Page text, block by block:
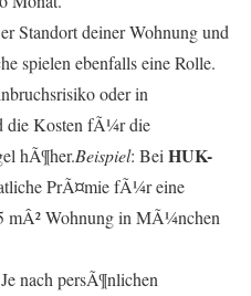
Standort deiner Wohnung und
spielen ebenfalls eine Rolle.
oder in
die Kosten fÃ¼r die
hÃ¶her.Beispiel: Bei HUK-
PrÃ¤mie fÃ¼r eine
mÂ² Wohnung in MÃ¼nchen
nach persÃ¶nlichen